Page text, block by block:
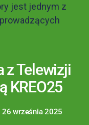
jest jednym z
z Telewizji
KREO25
26 września 2025